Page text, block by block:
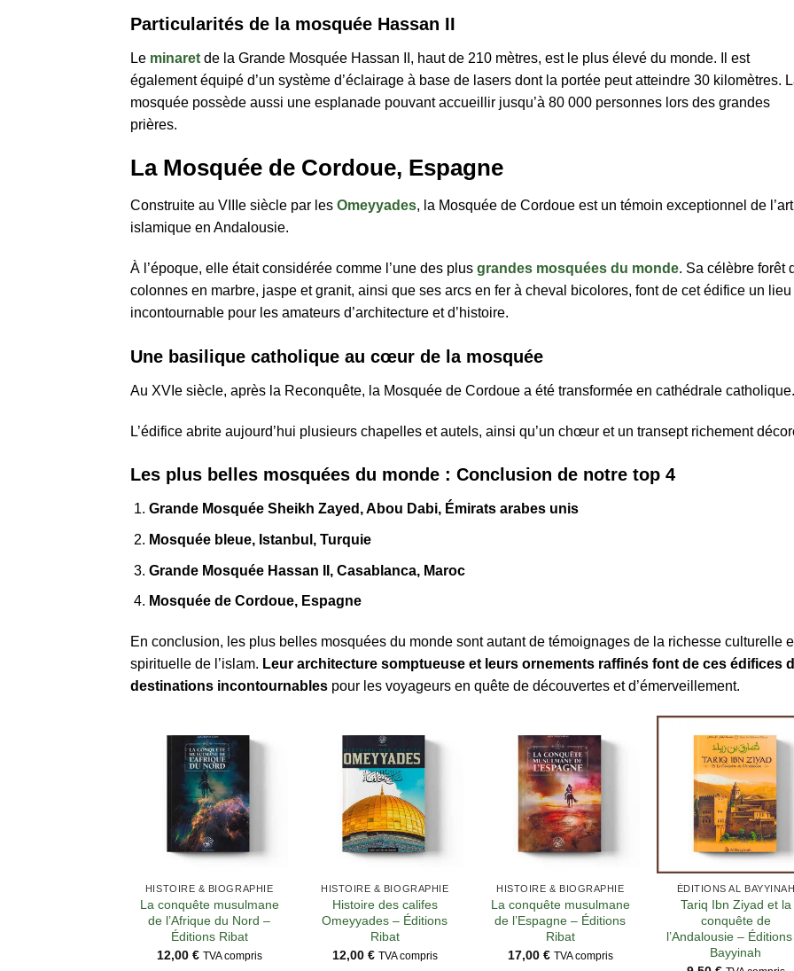
Particularités de la mosquée Hassan II
Le minaret de la Grande Mosquée Hassan II, haut de 210 mètres, est le plus élevé du monde. Il est
également équipé d’un système d’éclairage à base de lasers dont la portée peut atteindre 30 kilomètres.
mosquée possède aussi une esplanade pouvant accueillir jusqu’à 80 000 personnes lors des grandes
prières.
La Mosquée de Cordoue, Espagne
Construite au VIIIe siècle par les Omeyyades, la Mosquée de Cordoue est un témoin exceptionnel de l’art
islamique en Andalousie.
À l’époque, elle était considérée comme l’une des plus grandes mosquées du monde. Sa célèbre forêt
colonnes en marbre, jaspe et granit, ainsi que ses arcs en fer à cheval bicolores, font de cet édifice un lieu
incontournable pour les amateurs d’architecture et d’histoire.
Une basilique catholique au cœur de la mosquée
Au XVIe siècle, après la Reconquête, la Mosquée de Cordoue a été transformée en cathédrale catholique.
L’édifice abrite aujourd’hui plusieurs chapelles et autels, ainsi qu’un chœur et un transept richement
Les plus belles mosquées du monde : Conclusion de notre top 4
Grande Mosquée Sheikh Zayed, Abou Dabi, Émirats arabes unis
Mosquée bleue, Istanbul, Turquie
Grande Mosquée Hassan II, Casablanca, Maroc
Mosquée de Cordoue, Espagne
En conclusion, les plus belles mosquées du monde sont autant de témoignages de la richesse culturelle
spirituelle de l’islam. Leur architecture somptueuse et leurs ornements raffinés font de ces édifices
destinations incontournables pour les voyageurs en quête de découvertes et d’émerveillement.
HISTOIRE & BIOGRAPHIE
La conquête musulmane
de l’Afrique du Nord –
Éditions Ribat
12,00 € TVA compris
HISTOIRE & BIOGRAPHIE
Histoire des califes
Omeyyades – Éditions
Ribat
12,00 € TVA compris
HISTOIRE & BIOGRAPHIE
La conquête musulmane
de l’Espagne – Éditions
Ribat
17,00 € TVA compris
ÉDITIONS AL BAYYINAH
Tariq Ibn Ziyad et la
conquête de
l’Andalousie – Éditions
Bayyinah